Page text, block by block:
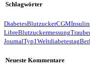
Schlagwörter
DiabetesBlutzuckerCGM
LibreBlutzuckermessung
JournalTyp1Weltdiabetestag
Neueste Kommentare